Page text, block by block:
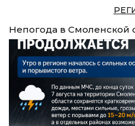
Непогода в Смоленской